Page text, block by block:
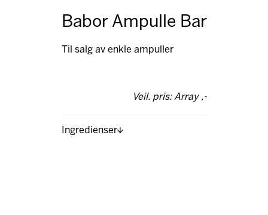
Babor Ampulle Bar
Til salg av enkle ampuller
Veil. pris: Array ,-
Ingredienser